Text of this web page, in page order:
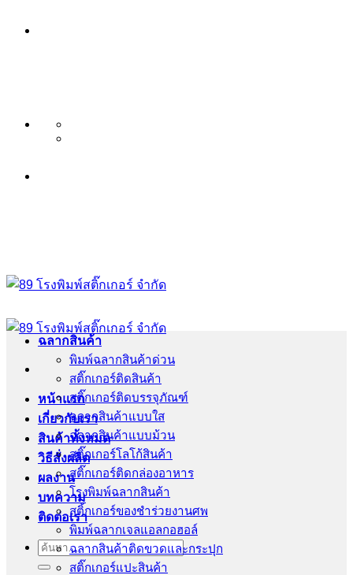
หน้าแรก
เกี่ยวกับเรา
สินค้าทั้งหมด
วิธีสั่งผลิต
ผลงาน
บทความ
ติดต่อเรา
ค้นหา:
ฉลากสินค้า
พิมพ์ฉลากสินค้าด่วน
สติ๊กเกอร์ติดสินค้า
สติ๊กเกอร์ติดบรรจุภัณฑ์
ฉลากสินค้าแบบใส
ฉลากสินค้าแบบม้วน
สติ๊กเกอร์โลโก้สินค้า
สติ๊กเกอร์ติดกล่องอาหาร
โรงพิมพ์ฉลากสินค้า
สติ้กเกอร์ของชำร่วยงานศพ
พิมพ์ฉลากเจลแอลกอฮอล์
ฉลากสินค้าติดขวดและกระปุก
สติ๊กเกอร์แปะสินค้า